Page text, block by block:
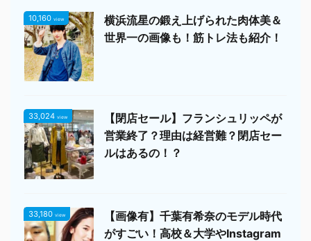
10,160 view
横浜流星の鍛え上げられた肉体美＆
世界一の画像も！筋トレ法も紹介！
33,024 view
【閉店セール】フランシュリッペが
営業終了？理由は経営難？閉店セー
ルはあるの！？
33,180 view
【画像有】千葉有希奈のモデル時代
がすごい！高校＆大学やInstagram